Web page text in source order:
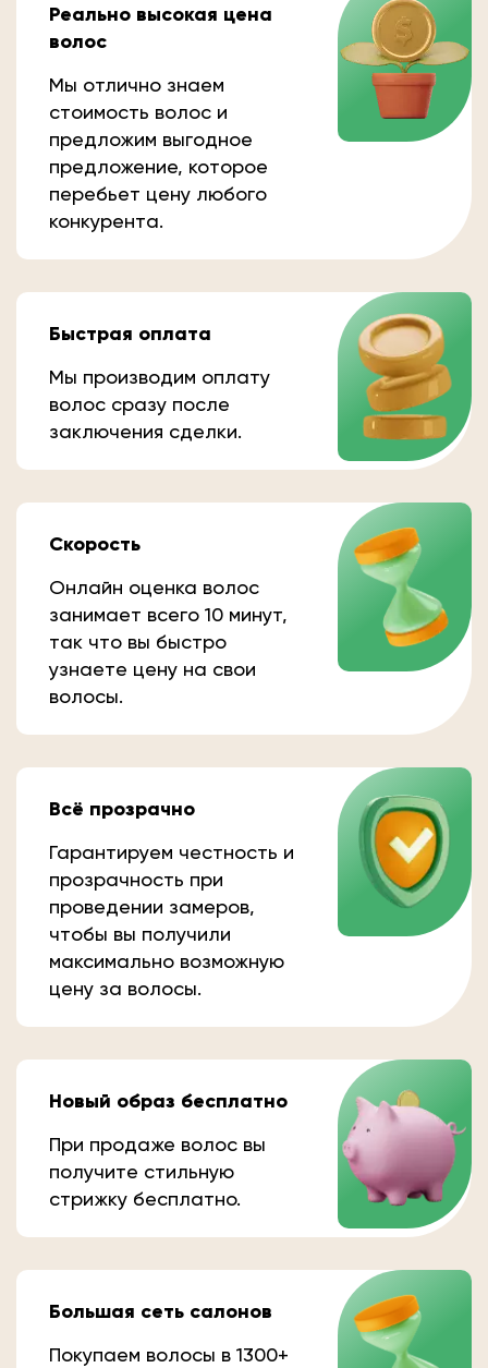
Реально высокая цена
волос
Мы отлично знаем
стоимость волос и
предложим выгодное
предложение, которое
перебьет цену любого
конкурента.
Быстрая оплата
Мы производим оплату
волос сразу после
заключения сделки.
Скорость
Онлайн оценка волос
занимает всего 10 минут,
так что вы быстро
узнаете цену на свои
волосы.
Всё прозрачно
Гарантируем честность и
прозрачность при
проведении замеров,
чтобы вы получили
максимально возможную
цену за волосы.
Новый образ бесплатно
При продаже волос вы
получите стильную
стрижку бесплатно.
Большая сеть салонов
Покупаем волосы в 1300+